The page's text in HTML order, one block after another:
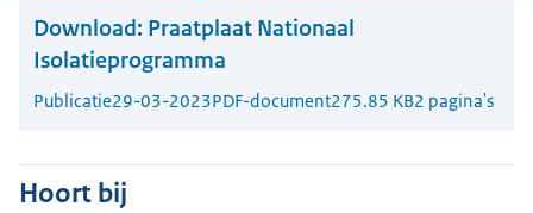
Download: Praatplaat Nationaal
Isolatieprogramma
Publicatie29-03-2023PDF-document275.85 KB2 pagina's
Hoort bij